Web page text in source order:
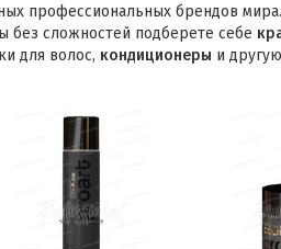
профессиональных брендов
без сложностей подберете себе
для волос, кондиционеры и